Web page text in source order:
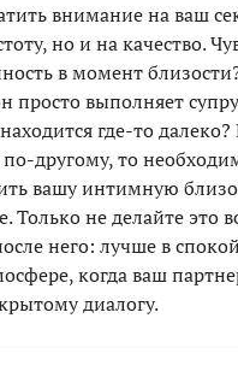
внимание на ваш
но и на качество.
в момент
просто выполняет
где-то далеко?
другому, то
вашу интимную
Только не делайте это
него: лучше в
когда ваш
диалогу.